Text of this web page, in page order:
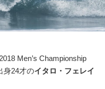
Men’s Championship
身24才のイタロ・フェレイ